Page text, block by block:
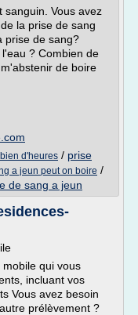
sanguin. Vous avez
la prise de sang
prise de sang?
? Combien de
de boire
d'heures / prise
a jeun peut on boire /
de sang a jeun
qui vous
incluant vos
Vous avez besoin
prélèvement ?